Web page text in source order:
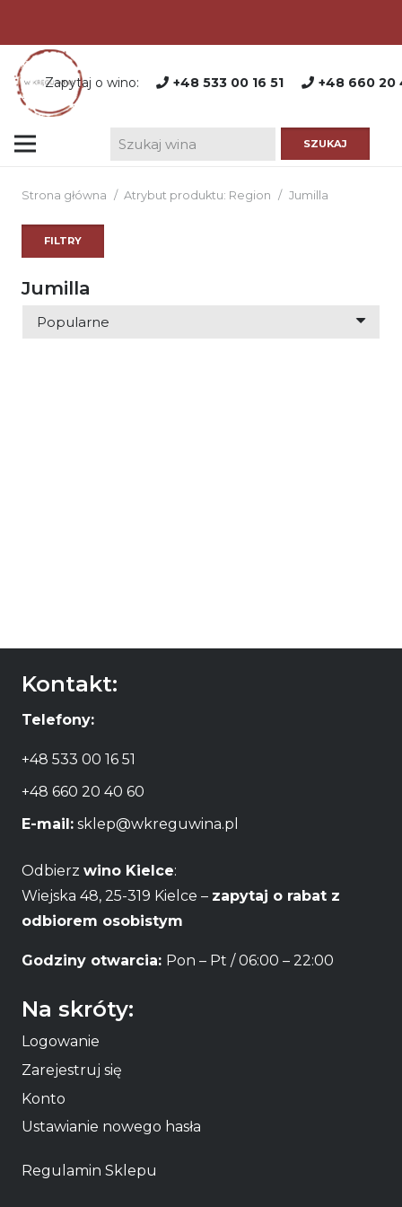
Zapytaj o wino: +48 533 00 16 51 +48 660 20
Strona główna / Atrybut produktu: Region / Jumilla
Jumilla
FILTRY
Kontakt:
Telefony:
+48 533 00 16 51
+48 660 20 40 60
E-mail: sklep@wkreguwina.pl
Odbierz wino Kielce:
Wiejska 48, 25-319 Kielce – zapytaj o rabat z
odbiorem osobistym
Godziny otwarcia: Pon – Pt / 06:00 – 22:00
Na skróty:
Logowanie
Zarejestruj się
Konto
Ustawianie nowego hasła
Regulamin Sklepu